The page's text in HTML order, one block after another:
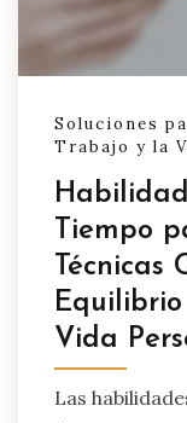
Soluciones
Trabajo y la
Tiempo
Técnicas
Vida
Las